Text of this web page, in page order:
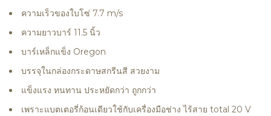
ความเร็วของใบโซ่ 7.7 m/s
ความยาวบาร์ 11.5 นิ้ว
บาร์เหล็กแข็ง Oregon
บรรจุในกล่องกระดาษสกรีนสี สวยงาม
แข็งแรง ทนทาน ประหยัดกว่า ถูกกว่า
เพราะแบตเตอรี่ก้อนเดียวใช้กับเครื่องมือช่าง ไร้สาย total 20 V